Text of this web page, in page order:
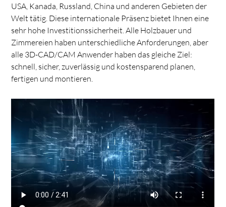
USA, Kanada, Russland, China und anderen Gebieten der
Welt tätig. Diese internationale Präsenz bietet Ihnen eine
sehr hohe Investitionssicherheit. Alle Holzbauer und
Zimmereien haben unterschiedliche Anforderungen, aber
alle 3D-CAD/CAM Anwender haben das gleiche Ziel:
schnell, sicher, zuverlässig und kostensparend planen,
fertigen und montieren.